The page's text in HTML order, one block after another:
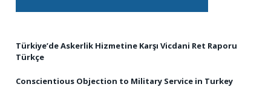
Türkiye’de Askerlik Hizmetine Karşı Vicdani Ret Raporu
Türkçe
Conscientious Objection to Military Service in Turkey